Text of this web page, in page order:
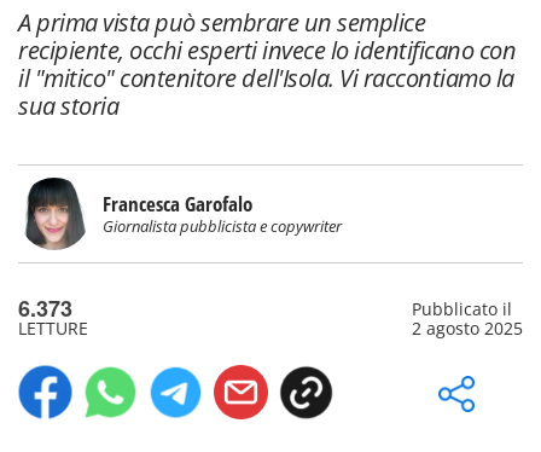
A prima vista può sembrare un semplice
recipiente, occhi esperti invece lo identificano con
il "mitico" contenitore dell'Isola. Vi raccontiamo la
sua storia
Francesca Garofalo
Giornalista pubblicista e copywriter
6.373
LETTURE
Pubblicato il
2 agosto 2025